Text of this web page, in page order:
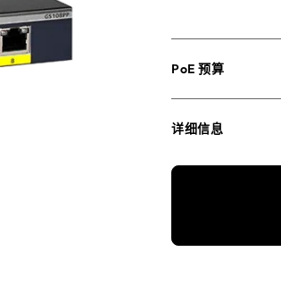
PoE 预算
详细信息